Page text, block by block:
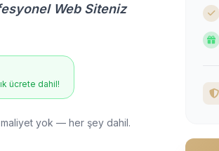
Web Siteniz
ücrete dahil!
maliyet yok — her şey dahil.